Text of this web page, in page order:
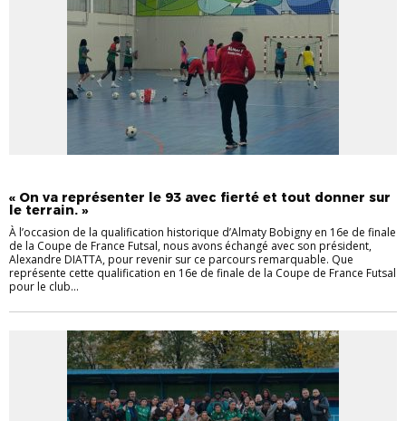
« On va représenter le 93 avec fierté et tout donner sur
le terrain. »
À l’occasion de la qualification historique d’Almaty Bobigny en 16e de finale
de la Coupe de France Futsal, nous avons échangé avec son président,
Alexandre DIATTA, pour revenir sur ce parcours remarquable. Que
représente cette qualification en 16e de finale de la Coupe de France Futsal
pour le club...